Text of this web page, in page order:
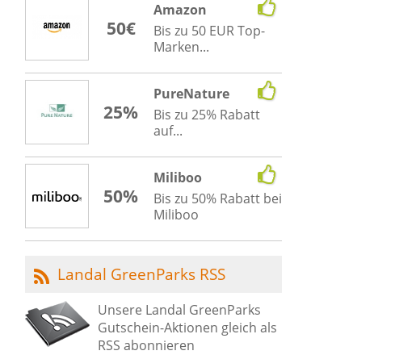
50€
Amazon
Bis zu 50 EUR Top-
Marken...
25%
PureNature
Bis zu 25% Rabatt
auf...
50%
Miliboo
Bis zu 50% Rabatt bei
Miliboo
Landal GreenParks RSS
Unsere Landal GreenParks
Gutschein-Aktionen gleich als
RSS abonnieren